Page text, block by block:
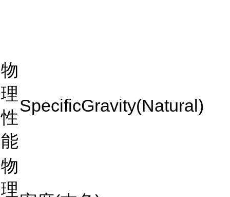
物
理
性
能
SpecificGravity(Natural)
物
理